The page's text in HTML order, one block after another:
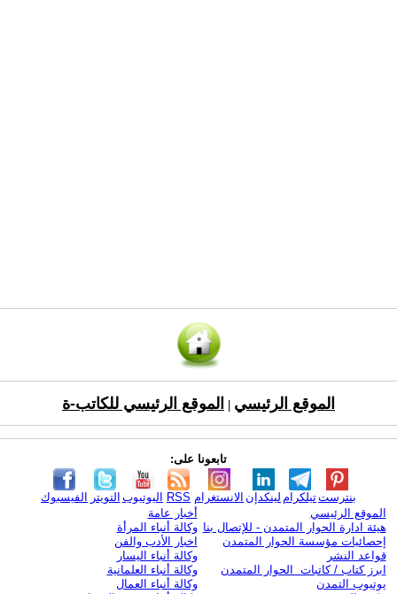
الموقع الرئيسي الموقع الرئيسي للكاتب-ة
تابعونا على:
الفيسبوك التويتر اليوتيوب RSS الانستغرام لينكدإن تيلكرامبنترست
الموقع الرئيسي
هيئة ادارة الحوار المتمدن - للإتصال بنا
إحصائيات مؤسسة الحوار المتمدن
قواعد النشر
ابرز كتاب / كاتبات الحوار المتمدن
يوتيوب التمدن
أخبار عامة
وكالة أنباء المرأة
اخبار الأدب والفن
وكالة أنباء اليسار
وكالة أنباء العلمانية
وكالة أنباء العمال